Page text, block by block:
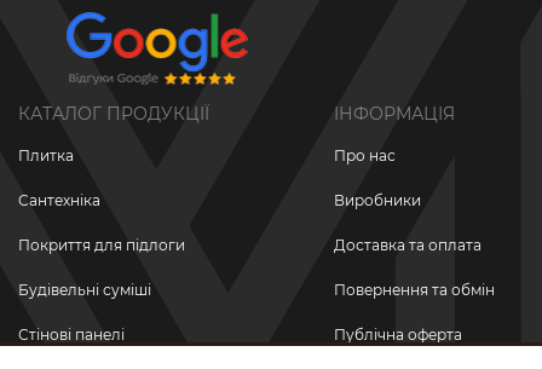
КАТАЛОГ ПРОДУКЦІЇ
Плитка
Сантехніка
Покриття для підлоги
Будівельні суміші
Стінові панелі
ІНФОРМАЦІЯ
Про нас
Виробники
Доставка та оплата
Повернення та обмін
Публічна оферта